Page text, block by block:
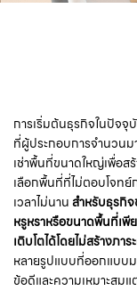
การเริ่มต้นธุรกิจในปัจจุ
ที่ผู้ประกอบการจำนวน
เช่าพื้นที่ขนาดใหญ่เพื่อ
เลือกพื้นที่ที่ไม่ตอบโจทย์
เวลาไม่นานสำหรับธุรกิจ
หรูหราหรือขนาดพื้นที่เพี
เติบโตได้โดยไม่สร้างภา
หลายรูปแบบที่ออกแบบม
ข้อดีและความเหมาะสม